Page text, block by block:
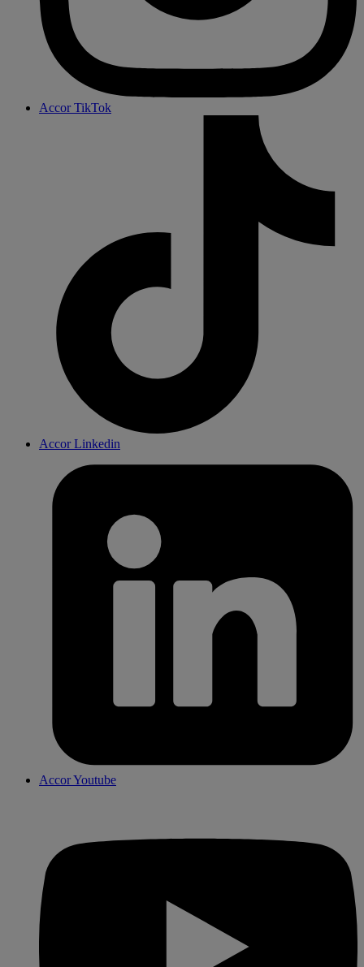
Accor TikTok
Accor Linkedin
Accor Youtube